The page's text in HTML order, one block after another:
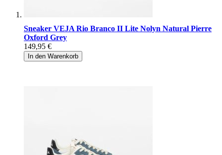
Sneaker VEJA Rio Branco II Lite Nolyn Natural Pierre
Oxford Grey
149,95 €
In den Warenkorb